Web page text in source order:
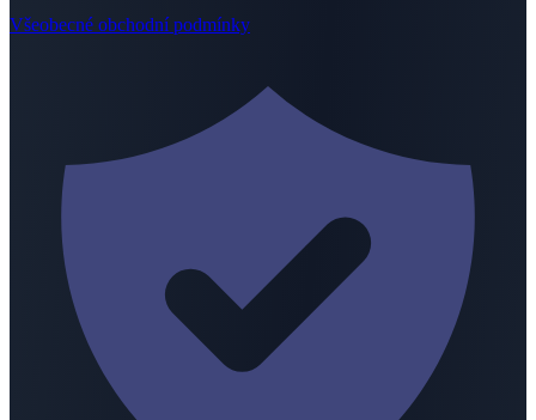
Všeobecné obchodní podmínky